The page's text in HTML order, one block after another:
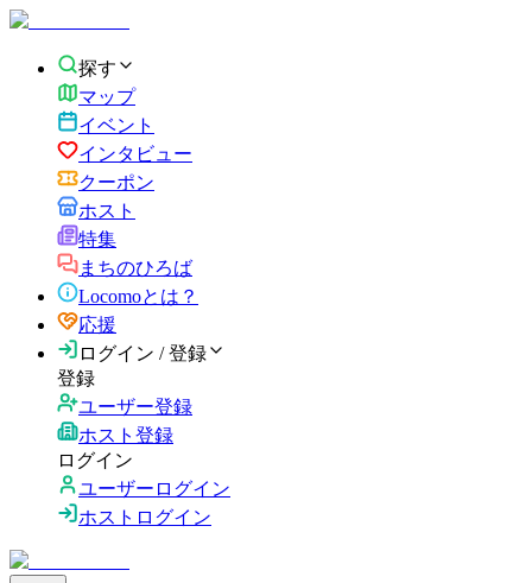
探す
マップ
イベント
インタビュー
クーポン
ホスト
特集
まちのひろば
Locomoとは？
応援
ログイン / 登録
登録
ユーザー登録
ホスト登録
ログイン
ユーザーログイン
ホストログイン